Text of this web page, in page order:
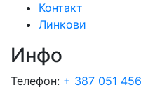
Контакт
Линкови
Инфо
Телефон: + 387 051